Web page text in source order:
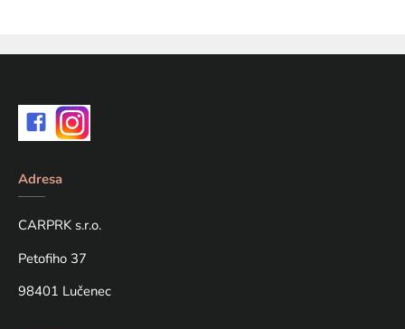
Adresa
CARPRK s.r.o.
Petofiho 37
98401 Lučenec